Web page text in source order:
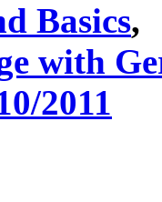
Basics,
with
2011